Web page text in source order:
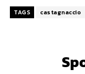
TAGS castagnaccio